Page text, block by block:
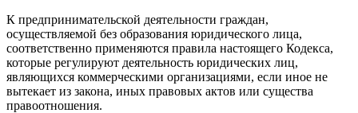
К предпринимательской деятельности граждан,
осуществляемой без образования юридического лица,
соответственно применяются правила настоящего Кодекса,
которые регулируют деятельность юридических лиц,
являющихся коммерческими организациями, если иное не
вытекает из закона, иных правовых актов или существа
правоотношения.